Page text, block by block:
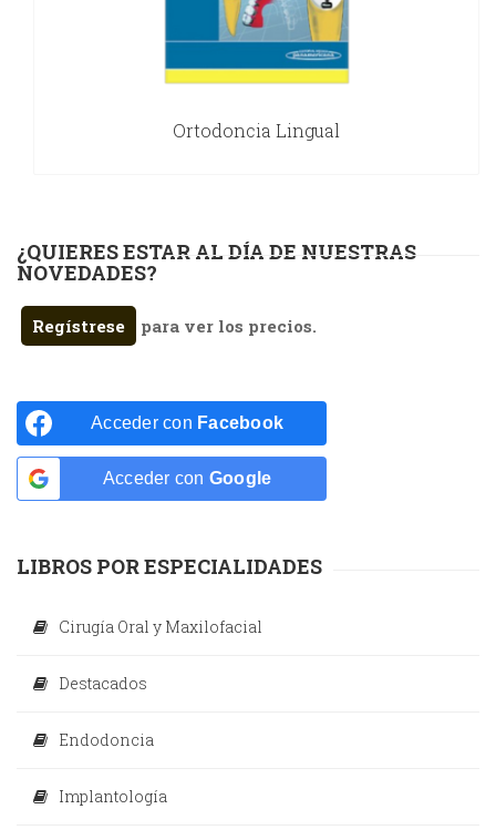
Ortodoncia Lingual
¿QUIERES ESTAR AL DÍA DE NUESTRAS
NOVEDADES?
Regístrese para ver los precios.
Acceder con Facebook
Acceder con Google
LIBROS POR ESPECIALIDADES
Cirugía Oral y Maxilofacial
Destacados
Endodoncia
Implantología